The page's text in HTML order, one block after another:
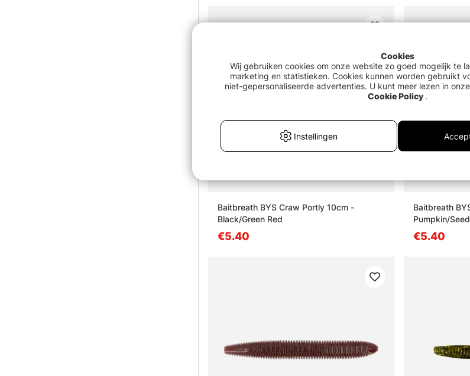
Baitbreath BYS Craw Portly 10cm -
Black/Green Red
€5.40
Baitbreath
Pumpkin/Seed
€5.40
Cookies
Wij gebruiken cookies om onze website zo goed mogelijk te
marketing en statistieken. Cookies kunnen worden gebruikt
niet-gepersonaliseerde advertenties. U kunt meer lezen in onze
Cookie Policy .
Instellingen